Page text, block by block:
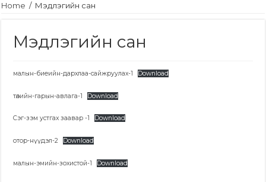
Home / Мэдлэгийн сан
Мэдлэгийн сан
малын-биеийн-дархлаа-сайжруулах-1 Download
төлийн-гарын-авлага-1 Download
Сэг-зэм устгах заавар -1 Download
отор-нүүдэл-2 Download
малын-эмийн-зохистой-1 Download